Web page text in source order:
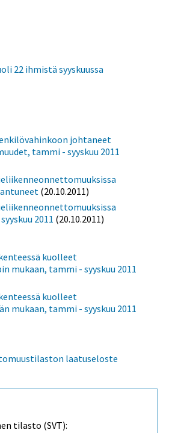
22 ihmistä syyskuussa
johtaneet
tammi - syyskuu 2011
(20.10.2011)
2011 (20.10.2011)
kuolleet
mukaan, tammi - syyskuu 2011
kuolleet
mukaan, tammi - syyskuu 2011
laatuseloste
tilasto (SVT):